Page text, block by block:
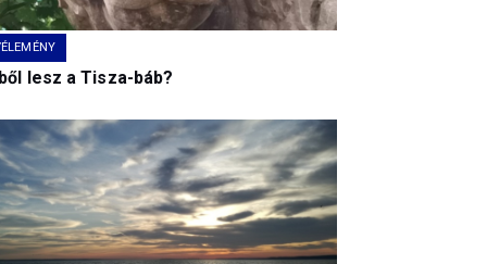
lesz a Tisza-báb?